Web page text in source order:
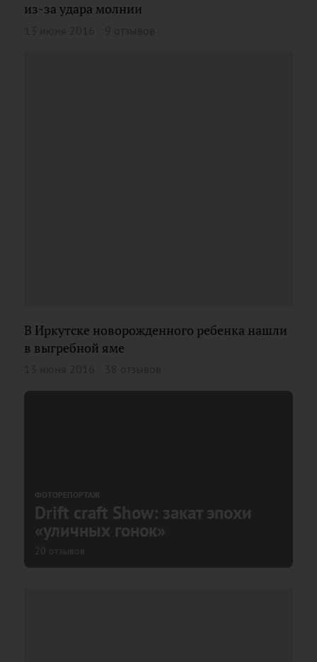
из-за удара молнии
В Иркутске новорожденного ребенка нашли
в выгребной яме
ФОТОРЕПОРТАЖ
Drift craft Show: закат эпохи
«уличных гонок»
20 отзывов